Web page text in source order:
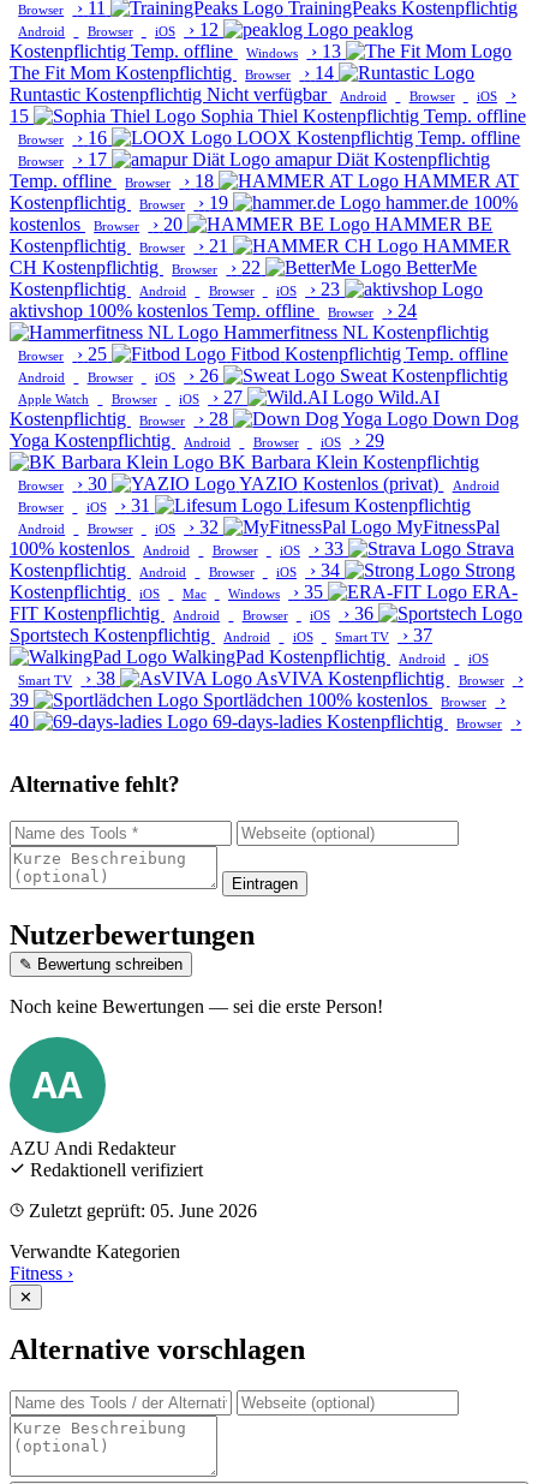
Browser › 11 TrainingPeaks Kostenpflichtig
Android Browser iOS › 12
peaklog
Kostenpflichtig Temp. offline Windows › 13
The Fit Mom Kostenpflichtig Browser › 14
Runtastic Kostenpflichtig Nicht verfügbar Android Browser iOS
›
15
Sophia Thiel Kostenpflichtig Temp. offline
Browser › 16 LOOX KostenpflichtigTemp. offline
Browser › 17 amapur Diät Kostenpflichtig
Temp. offline
Browser › 18
HAMMER AT
Kostenpflichtig
Browser › 19 hammer.de 100%
kostenlos
Browser › 20
HAMMER BE
Kostenpflichtig
Browser › 21
HAMMER
CH Kostenpflichtig Browser › 22
BetterMe
Kostenpflichtig
Android Browser iOS › 23
aktivshop 100% kostenlos Temp. offline Browser › 24
Hammerfitness NL Kostenpflichtig
Browser › 25 Fitbod KostenpflichtigTemp. offline
Android Browser iOS › 26 Sweat Kostenpflichtig
Apple Watch Browser iOS › 27
Wild.AI
Kostenpflichtig
Browser › 28
Down Dog
Yoga Kostenpflichtig Android Browser iOS › 29
BK Barbara Klein Kostenpflichtig
Browser › 30 YAZIO Kostenlos (privat)
Android
Browser
iOS › 31 Lifesum Kostenpflichtig
Android Browser iOS › 32
MyFitnessPal
100% kostenlos
Android Browser iOS › 33
Strava
Kostenpflichtig
Android Browser iOS › 34
Strong
Kostenpflichtig
iOS Mac Windows › 35
ERA-
FIT Kostenpflichtig Android Browser iOS › 36
Sportstech Kostenpflichtig Android iOS Smart TV › 37
WalkingPad Kostenpflichtig Android
iOS
Smart TV
› 38 AsVIVA Kostenpflichtig Browser
›
39
Sportlädchen 100% kostenlos Browser
›
40
69-days-ladies Kostenpflichtig Browser ›
Alternative fehlt?
Eintragen
Nutzerbewertungen
✎ Bewertung schreiben
Noch keine Bewertungen — sei die erste Person!
AA
AZU Andi Redakteur
Redaktionell verifiziert
Zuletzt geprüft: 05. June 2026
Verwandte Kategorien
Fitness ›
✕
Alternative vorschlagen